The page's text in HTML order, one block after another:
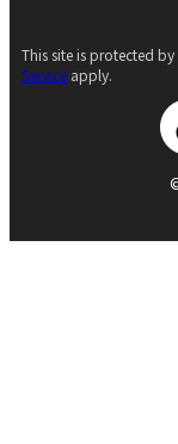
This site is protected
Service apply.